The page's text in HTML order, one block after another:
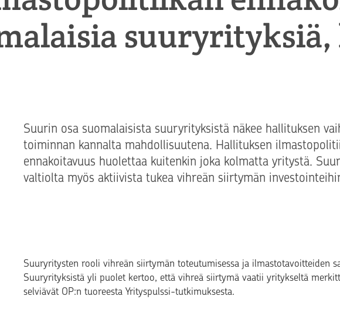
Suurin osa suomalaisista suuryrityksistä näkee hallituksen
toiminnan kannalta mahdollisuutena. Hallituksen
ennakoitavuus huolettaa kuitenkin joka kolmatta yritystä.
valtiolta myös aktiivista tukea vihreän siirtymän
Suuryritysten rooli vihreän siirtymän toteutumisessa ja ilmastotavoitteiden
Suuryrityksistä yli puolet kertoo, että vihreä siirtymä vaatii yritykseltä
selviävät OP:n tuoreesta Yrityspulssi-tutkimuksesta.